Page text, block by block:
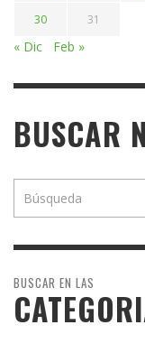
30 31
« Dic Feb »
BUSCAR
BUSCAR EN LAS